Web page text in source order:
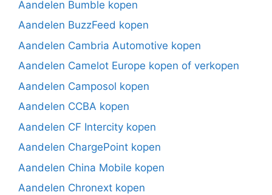
Aandelen Bumble kopen
Aandelen BuzzFeed kopen
Aandelen Cambria Automotive kopen
Aandelen Camelot Europe kopen of verkopen
Aandelen Camposol kopen
Aandelen CCBA kopen
Aandelen CF Intercity kopen
Aandelen ChargePoint kopen
Aandelen China Mobile kopen
Aandelen Chronext kopen